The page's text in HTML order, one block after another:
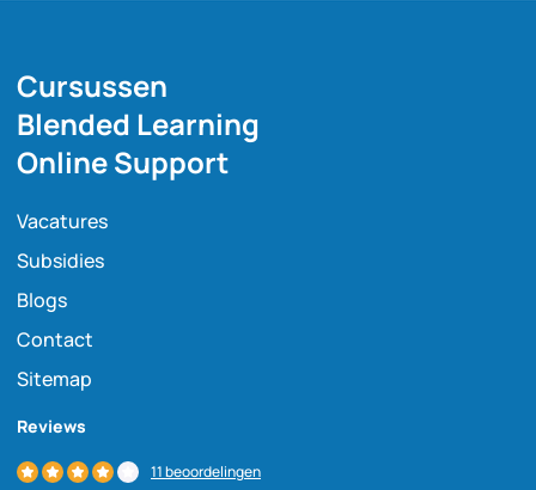
Cursussen
Blended Learning
Online Support
Vacatures
Subsidies
Blogs
Contact
Sitemap
Reviews
11 beoordelingen